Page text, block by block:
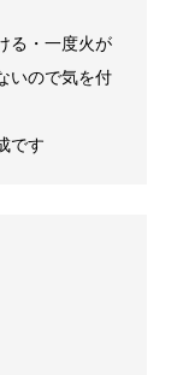
る・一度火が
いので気を付
です